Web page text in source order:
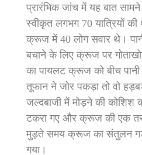
प्रारंभिक जांच में यह बात
स्वीकृत लगभग 70 यात्रियों
क्रूज में 40 लोग सवार थे।
बचाने के लिए क्रूज पर
का पायलट क्रूज को बीच
तूफान ने जोर पकड़ा तो वो
जल्दबाजी में मोड़ने की कोशिश
टकरा गए और क्रूज की एक
मुड़ते समय क्रूज का संतुलन
गया।